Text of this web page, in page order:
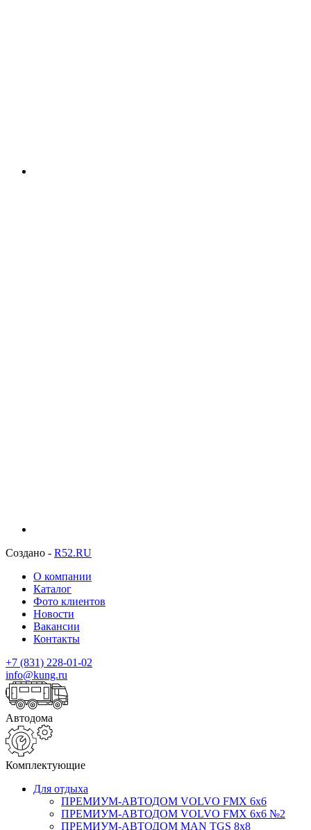
Создано - R52.RU
О компании
Каталог
Фото клиентов
Новости
Вакансии
Контакты
+7 (831) 228-01-02
info@kung.ru
Автодома
Комплектующие
Для отдыха
ПРЕМИУМ-АВТОДОМ VOLVO FMX 6x6
ПРЕМИУМ-АВТОДОМ VOLVO FMX 6x6 №2
ПРЕМИУМ-АВТОДОМ MAN TGS 8х8